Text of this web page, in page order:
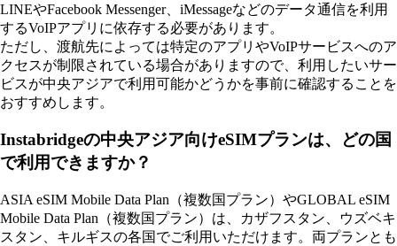
LINEやFacebook Messenger、iMessageなどのデータ通信を利用
するVoIPアプリに依存する必要があります。
ただし、渡航先によっては特定のアプリやVoIPサービスへのア
クセスが制限されている場合がありますので、利用したいサー
ビスが中央アジアで利用可能かどうかを事前に確認することを
おすすめします。
Instabridgeの中央アジア向けeSIMプランは、どの国
で利用できますか？
ASIA eSIM Mobile Data Plan（複数国プラン）やGLOBAL eSIM
Mobile Data Plan（複数国プラン）は、カザフスタン、ウズベキ
スタン、キルギスの各国でご利用いただけます。両プランとも